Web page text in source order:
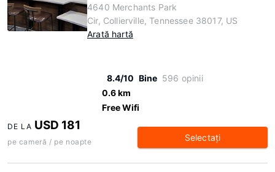
4640 Merchants Park
Cir, Collierville, Tennessee 38017, US
Arată hartă
8.4/10 Bine 596 opinii
0.6 km
Free Wifi
DE LA USD 181
pe cameră / pe noapte Selectaţi